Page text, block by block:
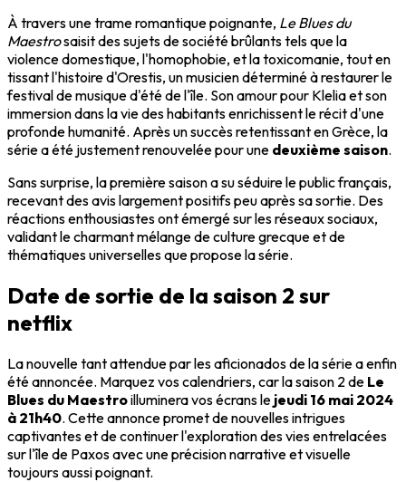
À travers une trame romantique poignante, Le Blues du
Maestrosaisit des sujets de société brûlants tels que la
violence domestique, l'homophobie, et la toxicomanie, tout en
tissant l'histoire d'Orestis, un musicien déterminé à restaurer le
festival de musique d'été de l'île. Son amour pour Klelia et son
immersion dans la vie des habitants enrichissent le récit d'une
profonde humanité. Après un succès retentissant en Grèce, la
série a été justement renouvelée pour une deuxième saison.
Sans surprise, la première saison a su séduire le public français,
recevant des avis largement positifs peu après sa sortie. Des
réactions enthousiastes ont émergé sur les réseaux sociaux,
validant le charmant mélange de culture grecque et de
thématiques universelles que propose la série.
Date de sortie de la saison 2 sur
netflix
La nouvelle tant attendue par les aficionados de la série a enfin
été annoncée. Marquez vos calendriers, car la saison 2 de Le
Blues du Maestroilluminera vos écrans le jeudi 16 mai 2024
à 21h40. Cette annonce promet de nouvelles intrigues
captivantes et de continuer l'exploration des vies entrelacées
sur l'île de Paxos avec une précision narrative et visuelle
toujours aussi poignant.